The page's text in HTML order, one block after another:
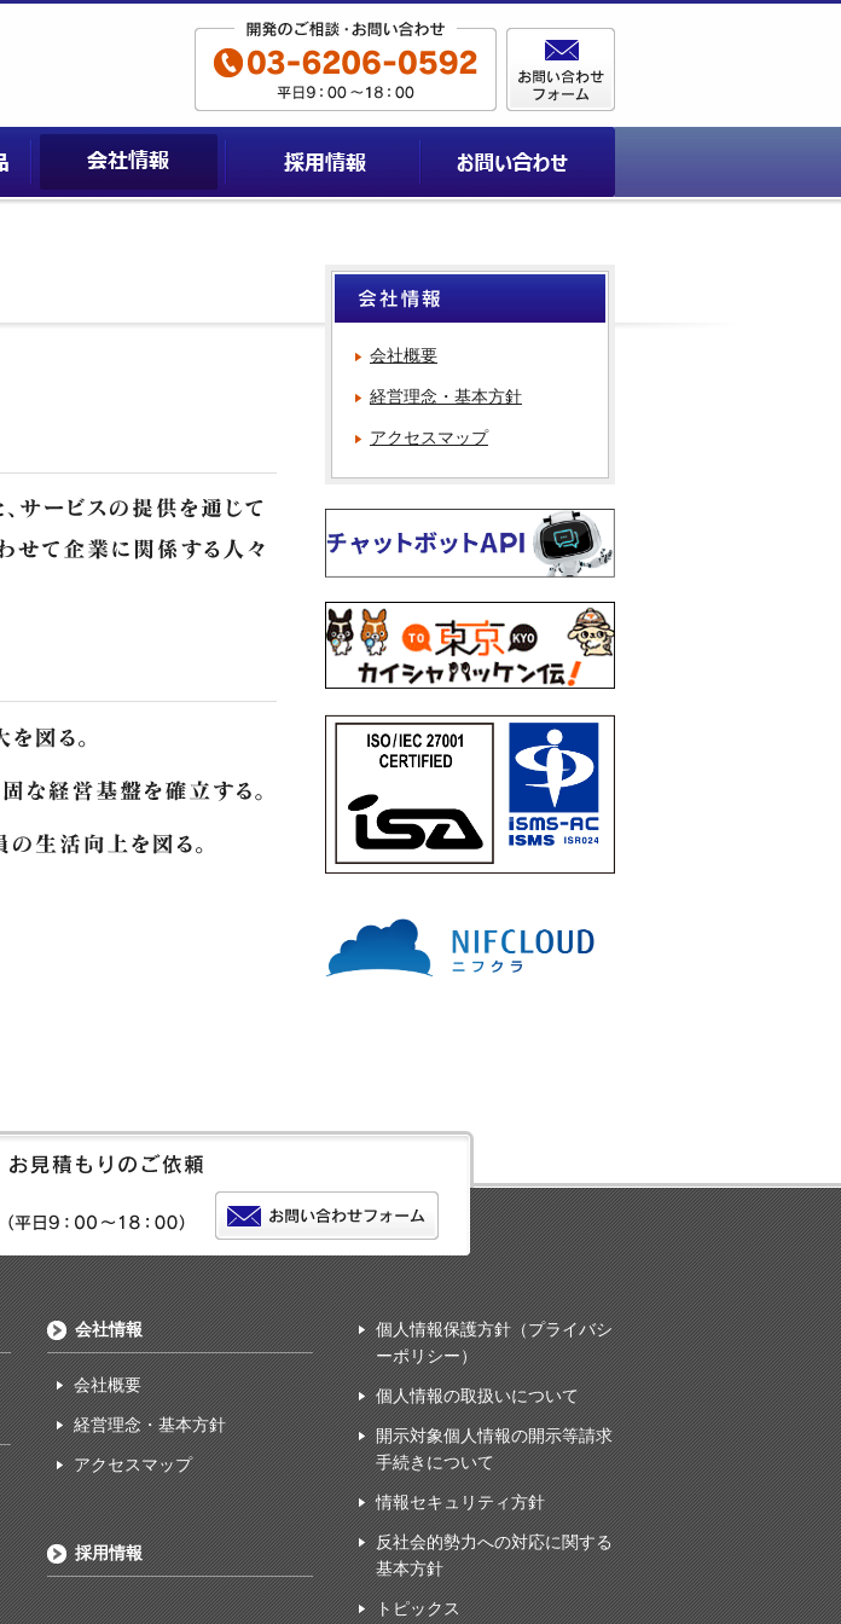
会社概要
経営理念・基本方針
アクセスマップ
会社情報
会社概要
経営理念・基本方針
アクセスマップ
採用情報
個人情報保護方針（プライバシ
ーポリシー）
個人情報の取扱いについて
開示対象個人情報の開示等請求
手続きについて
情報セキュリティ方針
反社会的勢力への対応に関する
基本方針
トピックス